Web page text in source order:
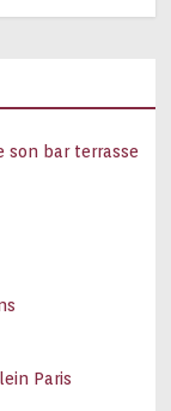
son bar terrasse
Paris